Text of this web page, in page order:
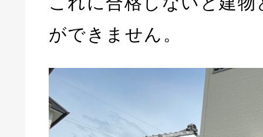
ができません。